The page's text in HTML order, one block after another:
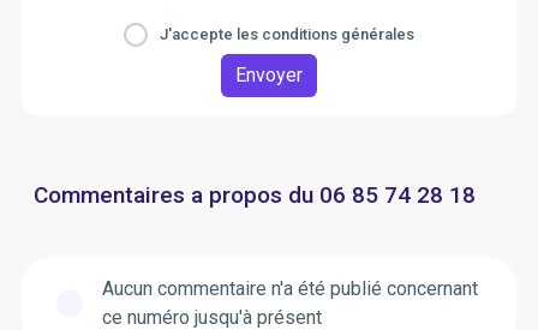
J'accepte les conditions générales
Envoyer
Commentaires a propos du 06 85 74 28 18
Aucun commentaire n'a été publié concernant
ce numéro jusqu'à présent